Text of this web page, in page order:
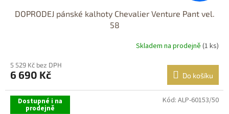
DOPRODEJ pánské kalhoty Chevalier Venture Pant vel.
58
Skladem na prodejně (1 ks)
5 529 Kč bez DPH
6 690 Kč Do košíku
Dostupné i na
prodejně
Kód: ALP-60153/50